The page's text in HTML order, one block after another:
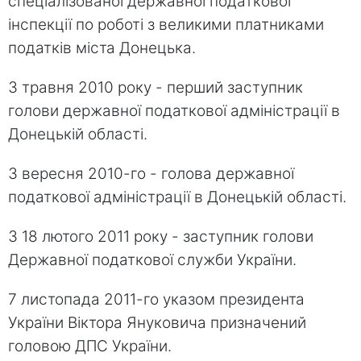
інспекції по роботі з великими платниками
податків міста Донецька.
З травня 2010 року - перший заступник
голови державної податкової адміністрації в
Донецькій області.
З вересня 2010-го - голова державної
податкової адміністрації в Донецькій області.
З 18 лютого 2011 року - заступник голови
Державної податкової служби України.
7 листопада 2011-го указом президента
України Віктора Януковича призначений
головою ДПС України.